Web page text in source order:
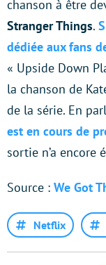
chanson à être
Stranger Things.
dédiée aux fans
« Upside Down
la chanson de
de la série. En
est en cours de
sortie n’a encore
Source : We Got
Netflix